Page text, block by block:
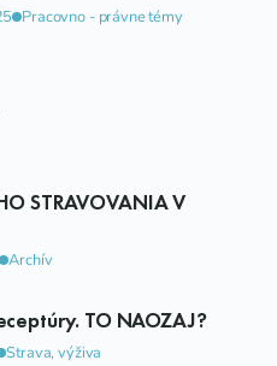
Pracovno - právne témy
STRAVOVANIA V
Archív
TO NAOZAJ?
Strava, výživa